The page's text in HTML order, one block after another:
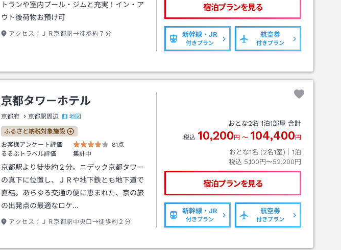
トランや室内プール・ジムと充実！イン・ア
ウト後荷物お預け可
アクセス： ＪＲ京都駅→徒歩約７分
宿泊プランを見る
新幹線・JR
付きプラン
航空券
付きプラン
京都タワーホテル
京都府 京都駅周辺 地図
ふるさと納税対象施設
お客様アンケート評価
81点
るるぶトラベル評価
集計中
京都駅より徒歩約２分。ニデック京都タワー
の真下に位置し、ＪＲや地下鉄とも地下道で
直結。あらゆる交通の便に恵まれた、京の旅
の出発点の最適なロケ…
アクセス： ＪＲ京都駅中央口→徒歩約２分
おとな2名 1泊1部屋 合計
税込 10,200 円 〜 104,400 円
おとな1名 (2名1室)｜ 1泊
税込 5,100円〜52,200円
宿泊プランを見る
新幹線・JR
付きプラン
航空券
付きプラン